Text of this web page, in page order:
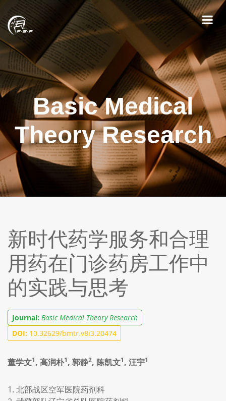
Basic Medical
Theory Research
新时代药学服务和合理
用药在门诊药房工作中
的实践与思考
Journal: Basic Medical Theory Research
DOI: 10.32629/bmtr.v8i3.20474
董学文1, 高润朴1, 郭静2, 陈凯文1, 汪宇1
1. 北部战区空军医院药剂科